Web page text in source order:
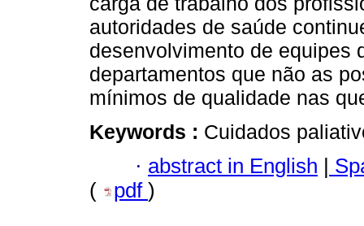
autoridades de saúde
desenvolvimento de equipes
departamentos que não as
mínimos de qualidade nas
Keywords : Cuidados
· abstract in English
(
pdf )